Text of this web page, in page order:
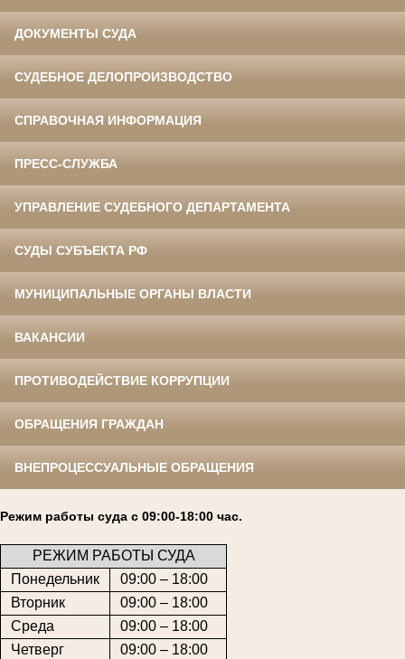
ДОКУМЕНТЫ СУДА
СУДЕБНОЕ ДЕЛОПРОИЗВОДСТВО
СПРАВОЧНАЯ ИНФОРМАЦИЯ
ПРЕСС-СЛУЖБА
УПРАВЛЕНИЕ СУДЕБНОГО ДЕПАРТАМЕНТА
СУДЫ СУБЪЕКТА РФ
МУНИЦИПАЛЬНЫЕ ОРГАНЫ ВЛАСТИ
ВАКАНСИИ
ПРОТИВОДЕЙСТВИЕ КОРРУПЦИИ
ОБРАЩЕНИЯ ГРАЖДАН
ВНЕПРОЦЕССУАЛЬНЫЕ ОБРАЩЕНИЯ
Режим работы суда с 09:00-18:00 час.
РЕЖИМ РАБОТЫ СУДА
Понедельник
09:00 – 18:00
Вторник
09:00 – 18:00
Среда
09:00 – 18:00
Четверг
09:00 – 18:00